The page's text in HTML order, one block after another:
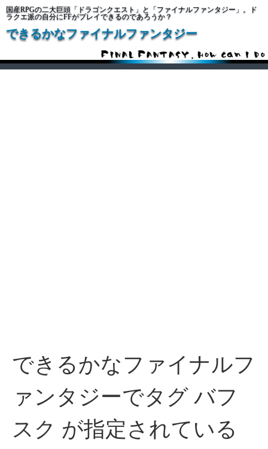
国産RPGの二大巨頭「ドラゴンクエスト」と「ファイナルファンタジー」。ド
ラクエ派の自分にFFがプレイできるのであろうか？
できるかなファイナルファンタジー
できるかなファイナルフ
ァンタジーでタグ バフ
スク が指定されている